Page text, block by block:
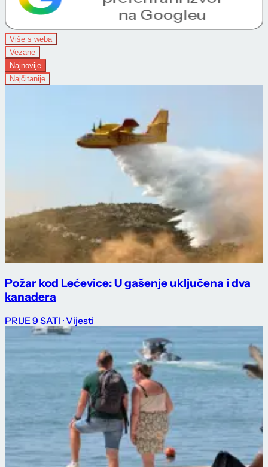
Više s weba
Vezane
Najnovije
Najčitanije
Požar kod Lećevice: U gašenje uključena i dva
kanadera
PRIJE 9 SATI · Vijesti